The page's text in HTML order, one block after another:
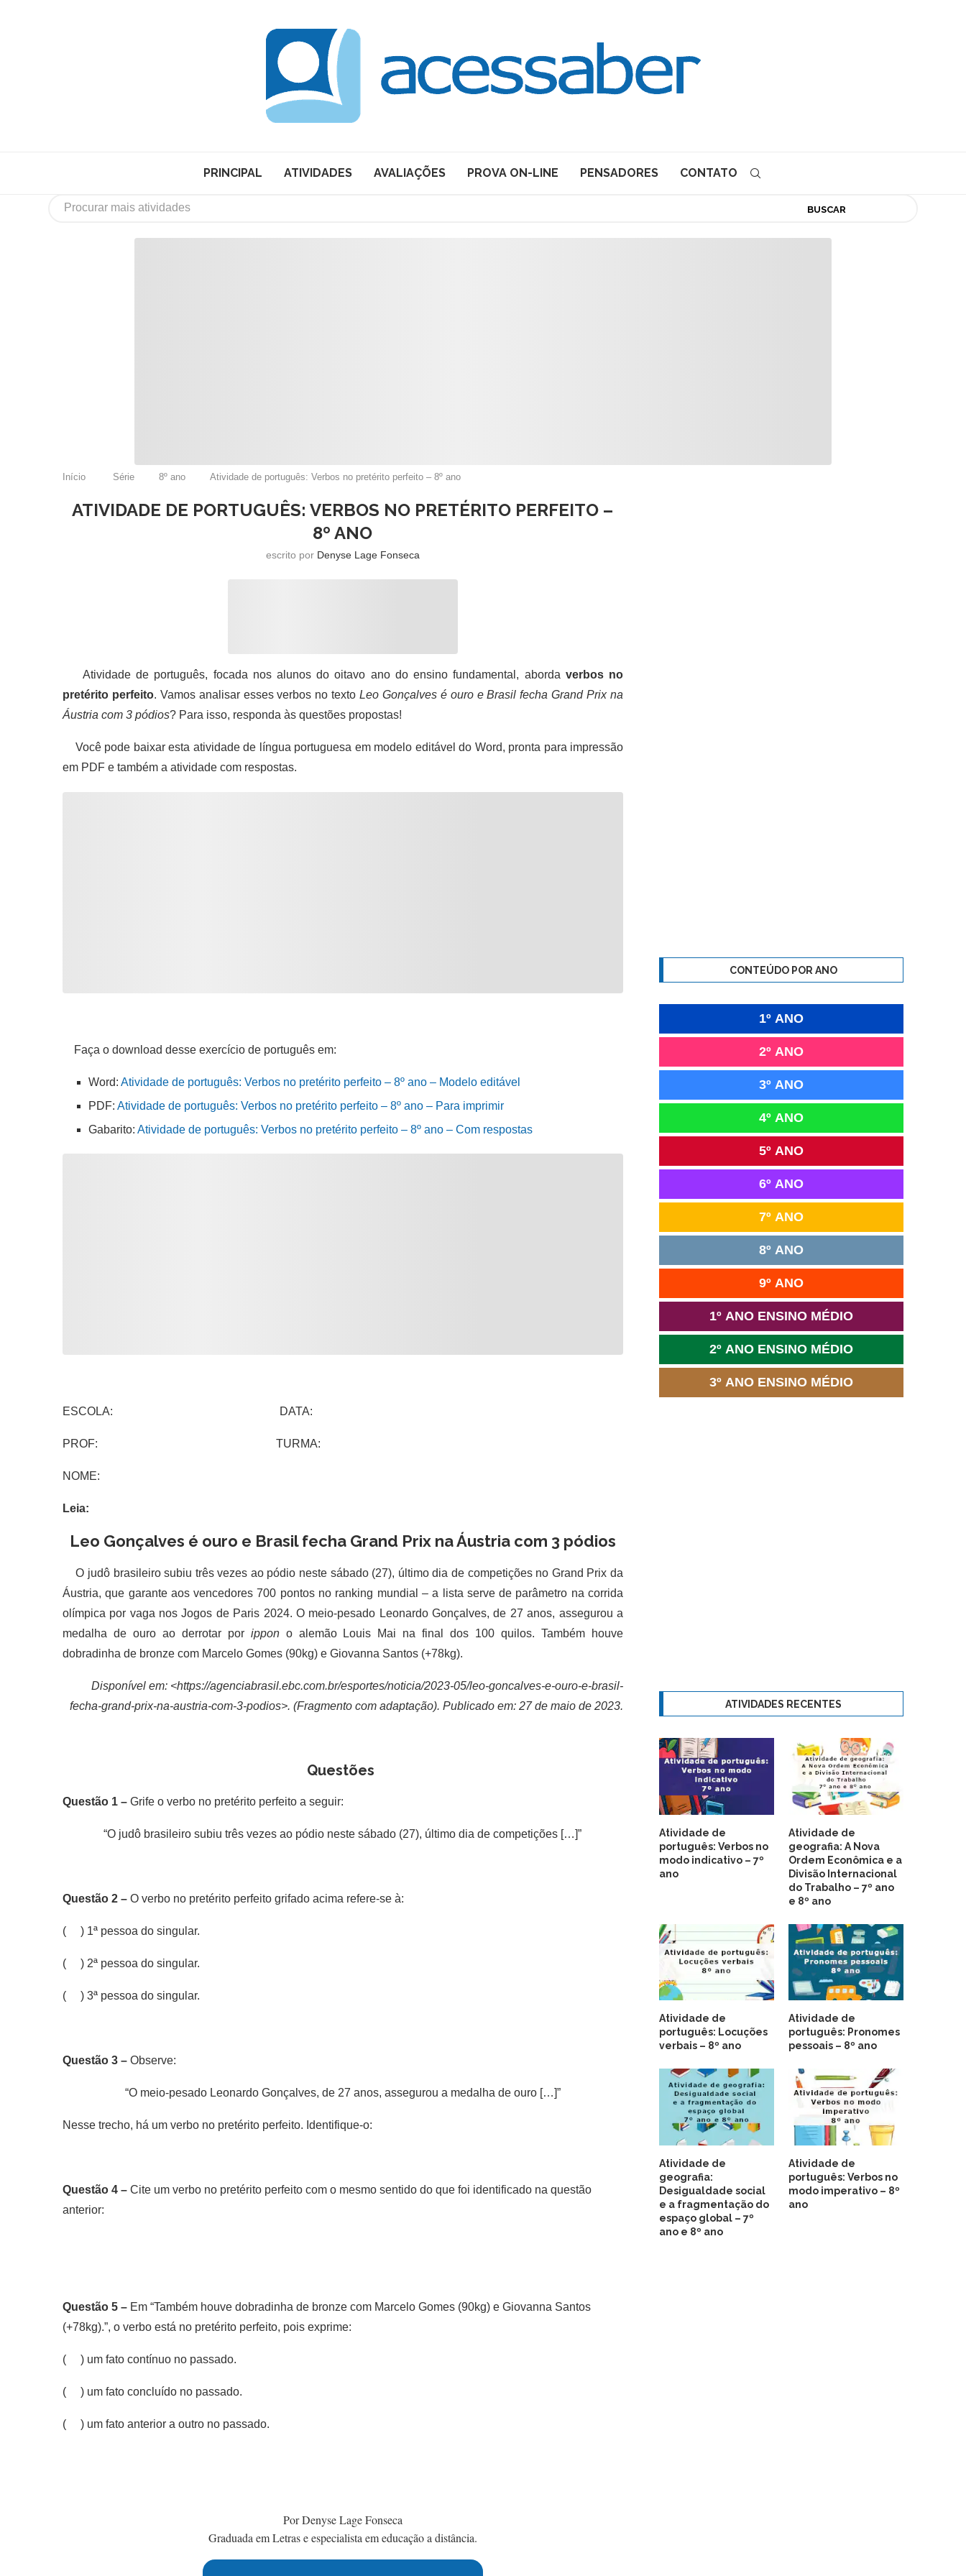
PRINCIPAL ATIVIDADES AVALIAÇÕES PROVA ON-LINE PENSADORES CONTATO
BUSCAR
Início Série 8º ano Atividade de português: Verbos no pretérito perfeito – 8º ano
ATIVIDADE DE PORTUGUÊS: VERBOS NO PRETÉRITO PERFEITO –
8º ANO
escrito por Denyse Lage Fonseca
Atividade de português, focada nos alunos do oitavo ano do ensino fundamental, aborda verbos no
pretérito perfeito. Vamos analisar esses verbos no textoLeo Gonçalves é ouro e Brasil fecha Grand Prix na
Áustria com 3 pódios? Para isso, responda às questões propostas!
Você pode baixar esta atividade de língua portuguesa em modelo editável do Word, pronta para impressão
em PDF e também a atividade com respostas.
Faça o download desse exercício de português em:
Word: Atividade de português: Verbos no pretérito perfeito – 8º ano – Modelo editável
PDF: Atividade de português: Verbos no pretérito perfeito – 8º ano – Para imprimir
Gabarito: Atividade de português: Verbos no pretérito perfeito – 8º ano – Com respostas
ESCOLA: DATA:
PROF: TURMA:
NOME:
Leia:
Leo Gonçalves é ouro e Brasil fecha Grand Prix na Áustria com 3 pódios
O judô brasileiro subiu três vezes ao pódio neste sábado (27), último dia de competições no Grand Prix da
Áustria, que garante aos vencedores 700 pontos no ranking mundial – a lista serve de parâmetro na corrida
olímpica por vaga nos Jogos de Paris 2024. O meio-pesado Leonardo Gonçalves, de 27 anos, assegurou a
medalha de ouro ao derrotar por ippono alemão Louis Mai na final dos 100 quilos. Também houve
dobradinha de bronze com Marcelo Gomes (90kg) e Giovanna Santos (+78kg).
Disponível em: <https://agenciabrasil.ebc.com.br/esportes/noticia/2023-05/leo-goncalves-e-ouro-e-brasil-
fecha-grand-prix-na-austria-com-3-podios>. (Fragmento com adaptação). Publicado em: 27 de maio de 2023.
Questões
Questão 1 – Grife o verbo no pretérito perfeito a seguir:
“O judô brasileiro subiu três vezes ao pódio neste sábado (27), último dia de competições […]”
Questão 2 – O verbo no pretérito perfeito grifado acima refere-se à:
( ) 1ª pessoa do singular.
( ) 2ª pessoa do singular.
( ) 3ª pessoa do singular.
Questão 3 – Observe:
“O meio-pesado Leonardo Gonçalves, de 27 anos, assegurou a medalha de ouro […]”
Nesse trecho, há um verbo no pretérito perfeito. Identifique-o:
Questão 4 – Cite um verbo no pretérito perfeito com o mesmo sentido do que foi identificado na questão
anterior:
Questão 5 – Em “Também houve dobradinha de bronze com Marcelo Gomes (90kg) e Giovanna Santos
(+78kg).”, o verbo está no pretérito perfeito, pois exprime:
( ) um fato contínuo no passado.
( ) um fato concluído no passado.
( ) um fato anterior a outro no passado.
Por Denyse Lage Fonseca
Graduada em Letras e especialista em educação a distância.
CONTEÚDO POR ANO
1º ANO
2º ANO
3º ANO
4º ANO
5º ANO
6º ANO
7º ANO
8º ANO
9º ANO
1º ANO ENSINO MÉDIO
2º ANO ENSINO MÉDIO
3º ANO ENSINO MÉDIO
ATIVIDADES RECENTES
Atividade de
português: Verbos no
modo indicativo – 7º
ano
Atividade de
geografia: A Nova
Ordem Econômica e a
Divisão Internacional
do Trabalho – 7º ano
e 8º ano
Atividade de
português: Locuções
verbais – 8º ano
Atividade de
português: Pronomes
pessoais – 8º ano
Atividade de
geografia:
Desigualdade social
e a fragmentação do
espaço global – 7º
ano e 8º ano
Atividade de
português: Verbos no
modo imperativo – 8º
ano